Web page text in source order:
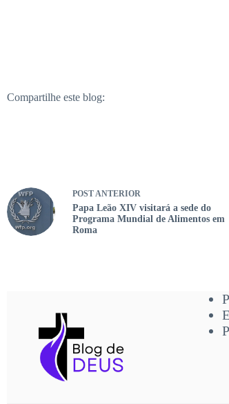
Compartilhe este blog:
POSTANTERIOR
Papa Leão XIV visitará a sede do
Programa Mundial de Alimentos em
Roma